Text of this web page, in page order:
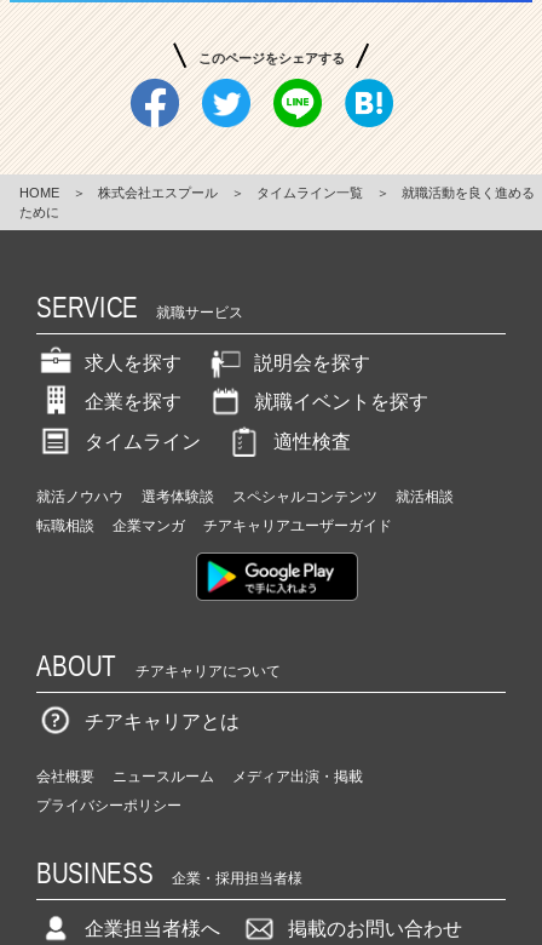
このページをシェアする
HOME ＞ 株式会社エスプール ＞ タイムライン一覧 ＞
就職活動を良く進める
ために
SERVICE 就職サービス
求人を探す
説明会を探す
企業を探す
就職イベントを探す
タイムライン
適性検査
就活ノウハウ 選考体験談 スペシャルコンテンツ
就活相談
転職相談
企業マンガ チアキャリアユーザーガイド
ABOUT チアキャリアについて
チアキャリアとは
会社概要 ニュースルーム
メディア出演・掲載
プライバシーポリシー
BUSINESS 企業・採用担当者様
企業担当者様へ 掲載のお問い合わせ